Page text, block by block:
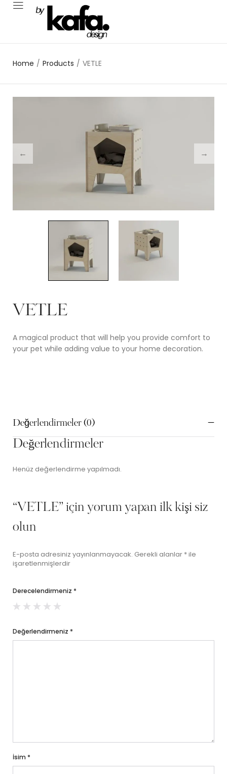
Home / Products / VETLE
VETLE
A magical product that will help you provide comfort to
your pet while adding value to your home decoration.
Değerlendirmeler (0)
Değerlendirmeler
Henüz değerlendirme yapılmadı.
“VETLE” için yorum yapan ilk kişi siz
olun
E-posta adresiniz yayınlanmayacak. Gerekli alanlar *ile
işaretlenmişlerdir
Derecelendirmeniz *
Değerlendirmeniz *
İsim *